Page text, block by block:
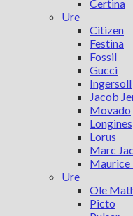
Certina
Ure
Citizen
Festina
Fossil
Gucci
Ingersoll
Jacob
Movado
Longines
Lorus
Marc
Maurice
Ure
Ole
Picto